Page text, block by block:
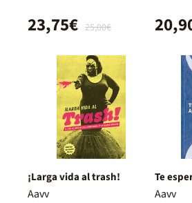
25,00€
23,75€
¡Larga vida al trash!
Aavv
Te
Aavv